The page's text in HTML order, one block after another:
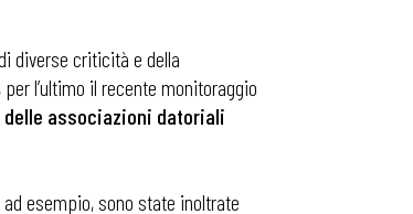
diverse criticità e della
l’ultimo il recente monitoraggio
delle associazioni datoriali
esempio, sono state inoltrate